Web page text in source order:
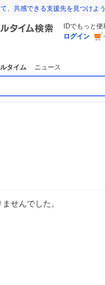
、共感できる支援先を見つけよう
IDでもっと便
ログイン
タイム ニュース
せんでした。